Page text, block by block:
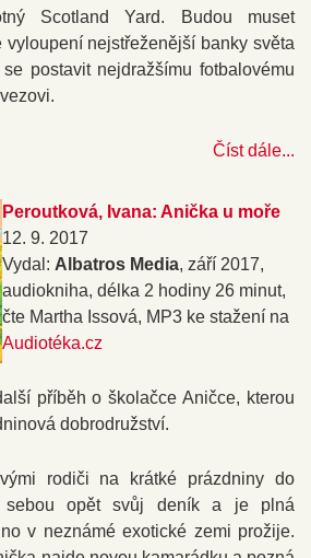
Scotland Yard. Budou muset
vyloupení nejstřeženější banky světa
postavit nejdražšímu fotbalovému
Číst dále...
Peroutková, Ivana: Anička u moře
12. 9. 2017
Vydal: Albatros Media, září 2017,
audiokniha, délka 2 hodiny 26 minut,
čte Martha Issová, MP3 ke stažení na
Audiotéka.cz
příběh o školačce Aničce, kterou
dobrodružství.
rodiči na krátké prázdniny do
opět svůj deník a je plná
v neznámé exotické zemi prožije.